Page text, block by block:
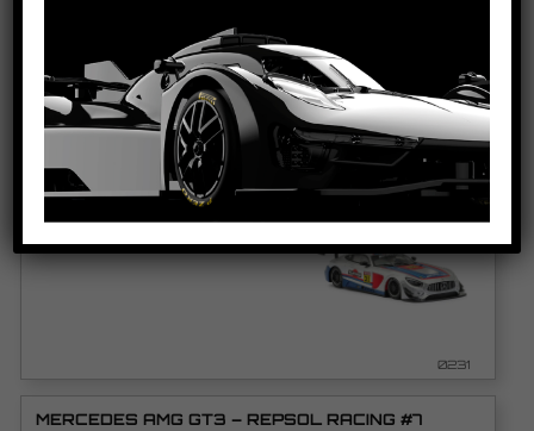
MERCEDES AMG GT3 – MARTINI RACING #31 –
VEDI TUTORIAL
0231
MERCEDES AMG GT3 – REPSOL RACING #7